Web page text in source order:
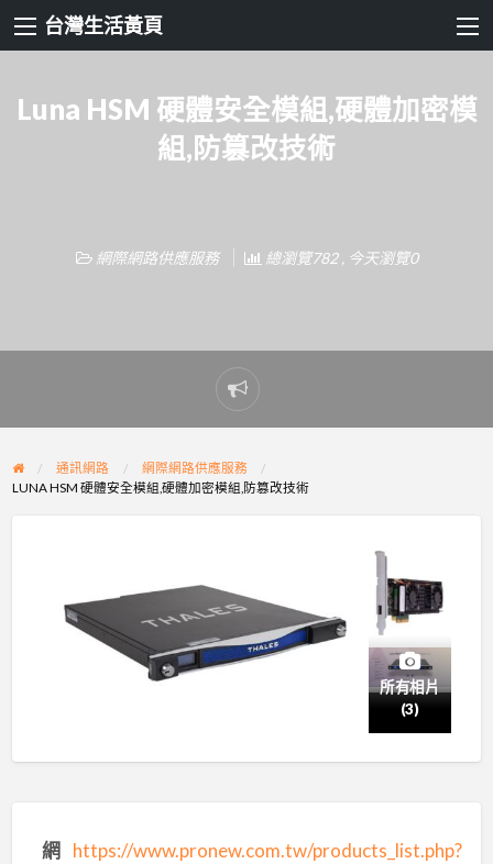
台灣生活黃頁
Luna HSM 硬體安全模組,硬體加密模
組,防篡改技術
網際網路供應服務 總瀏覽782 , 今天瀏覽0
Report
problem
通訊網路
網際網路供應服務
LUNA HSM 硬體安全模組,硬體加密模組,防篡改技術
所有相片
(3)
網 https://www.pronew.com.tw/products_list.php?